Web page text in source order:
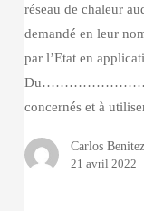
réseau de chaleur
demandé en leur
par l’Etat en
Du……………………, à
concernés et à
Carlos Benitez
21 avril 2022